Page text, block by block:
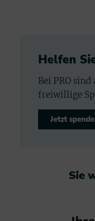
Helfen
Bei PRO
freiwillige
Jetzt
Sie